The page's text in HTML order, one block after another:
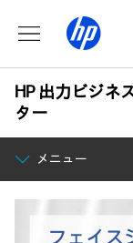
HP 出力ビジネ
ター
メニュー